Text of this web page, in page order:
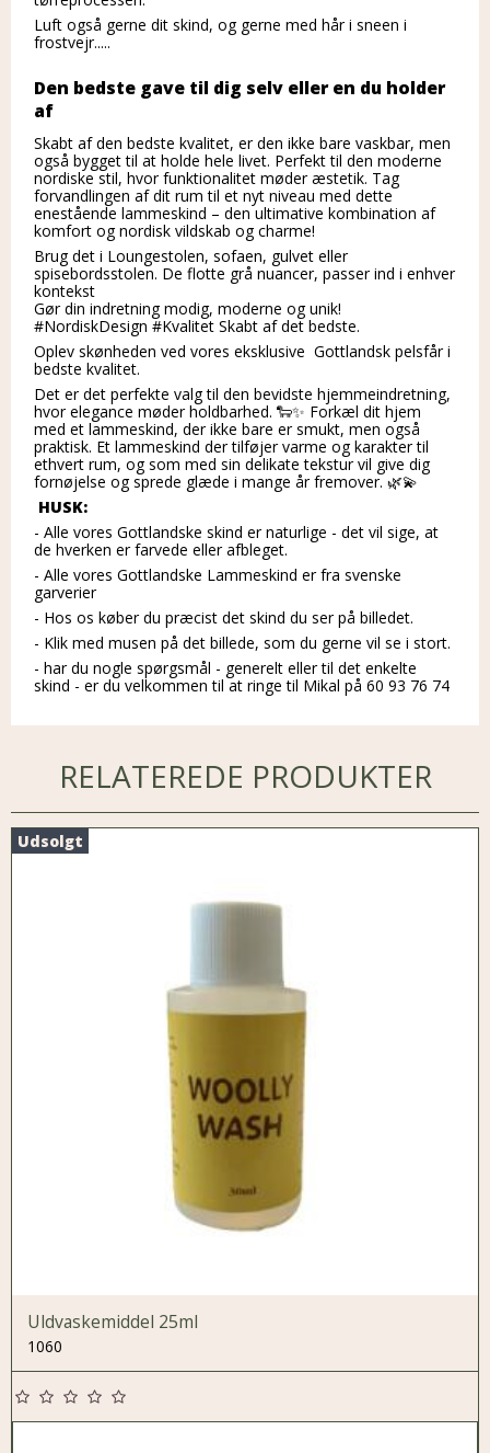
Luft også gerne dit skind, og gerne med hår i sneen i
frostvejr.....
Den bedste gave til dig selv eller en du holder
af
Skabt af den bedste kvalitet, er den ikke bare vaskbar, men
også bygget til at holde hele livet. Perfekt til den moderne
nordiske stil, hvor funktionalitet møder æstetik. Tag
forvandlingen af dit rum til et nyt niveau med dette
enestående lammeskind – den ultimative kombination af
komfort og nordisk vildskab og charme!
Brug det i Loungestolen, sofaen, gulvet eller
spisebordsstolen. De flotte grå nuancer, passer ind i enhver
kontekst
Gør din indretning modig, moderne og unik!
#NordiskDesign #Kvalitet Skabt af det bedste.
Oplev skønheden ved vores eksklusive Gottlandsk pelsfår i
bedste kvalitet.
Det er det perfekte valg til den bevidste hjemmeindretning,
hvor elegance møder holdbarhed. 🐑✨ Forkæl dit hjem
med et lammeskind, der ikke bare er smukt, men også
praktisk. Et lammeskind der tilføjer varme og karakter til
ethvert rum, og som med sin delikate tekstur vil give dig
fornøjelse og sprede glæde i mange år fremover. 🌿💫
HUSK:
- Alle vores Gottlandske skind er naturlige - det vil sige, at
de hverken er farvede eller afbleget.
- Alle vores Gottlandske Lammeskind er fra svenske
garverier
- Hos os køber du præcist det skind du ser på billedet.
- Klik med musen på det billede, som du gerne vil se i stort.
- har du nogle spørgsmål - generelt eller til det enkelte
skind - er du velkommen til at ringe til Mikal på 60 93 76 74
RELATEREDE PRODUKTER
Udsolgt
Uldvaskemiddel 25ml
1060